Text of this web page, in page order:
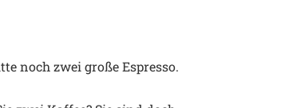
noch zwei große Espresso.